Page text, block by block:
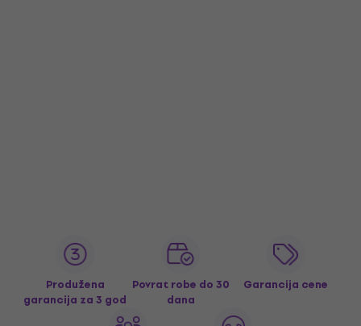
Produžena
garancija za 3 god
Povrat robe do 30
dana
Garancija cene